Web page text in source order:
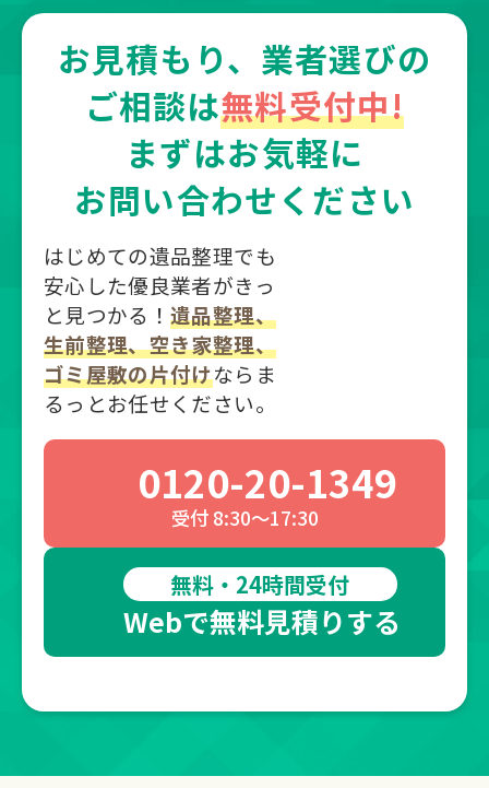
お見積もり、業者選びの
ご相談は無料受付中!
まずはお気軽に
お問い合わせください
はじめての遺品整理でも
安心した優良業者がきっ
と見つかる！遺品整理、
生前整理、空き家整理、
ゴミ屋敷の片付けならま
るっとお任せください。
0120-20-1349
受付 8:30～17:30
無料・24時間受付
Webで無料見積りする